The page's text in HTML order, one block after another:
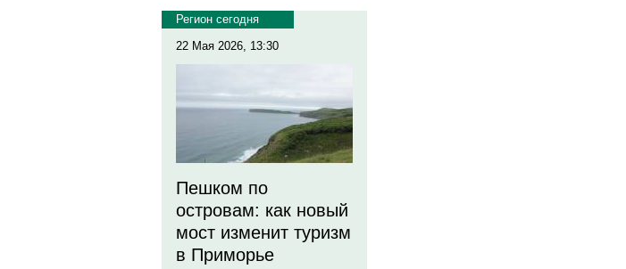
Регион сегодня
22 Мая 2026, 13:30
Пешком по
островам: как новый
мост изменит туризм
в Приморье